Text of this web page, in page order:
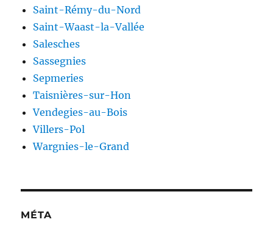
Saint-Rémy-du-Nord
Saint-Waast-la-Vallée
Salesches
Sassegnies
Sepmeries
Taisnières-sur-Hon
Vendegies-au-Bois
Villers-Pol
Wargnies-le-Grand
MÉTA